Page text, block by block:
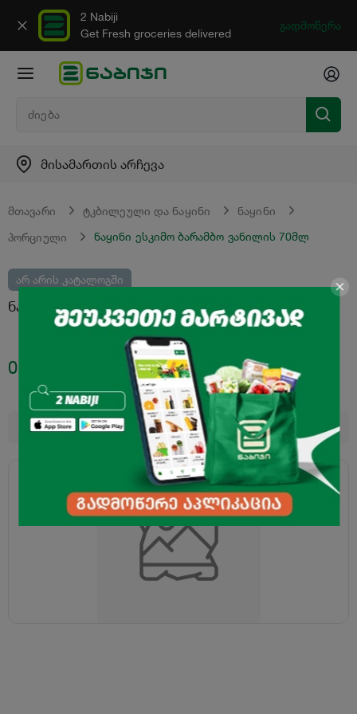
2 Nabiji
Get Fresh groceries delivered
გადმოწერა
მისამართის არჩევა
მთავარი ტკბილეული და ნაყინი ნაყინი
პორციული ნაყინი ესკიმო ბარამბო ვანილის 70მლ
არ არის კატალოგში
ნაყინი ესკიმო "ბარამბო" ვანილის 70მლ
0.95